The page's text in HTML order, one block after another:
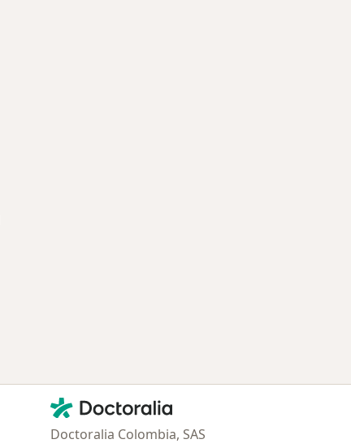
Contacto
Doctoralia - Página de inicio
Doctoralia Colombia, SAS